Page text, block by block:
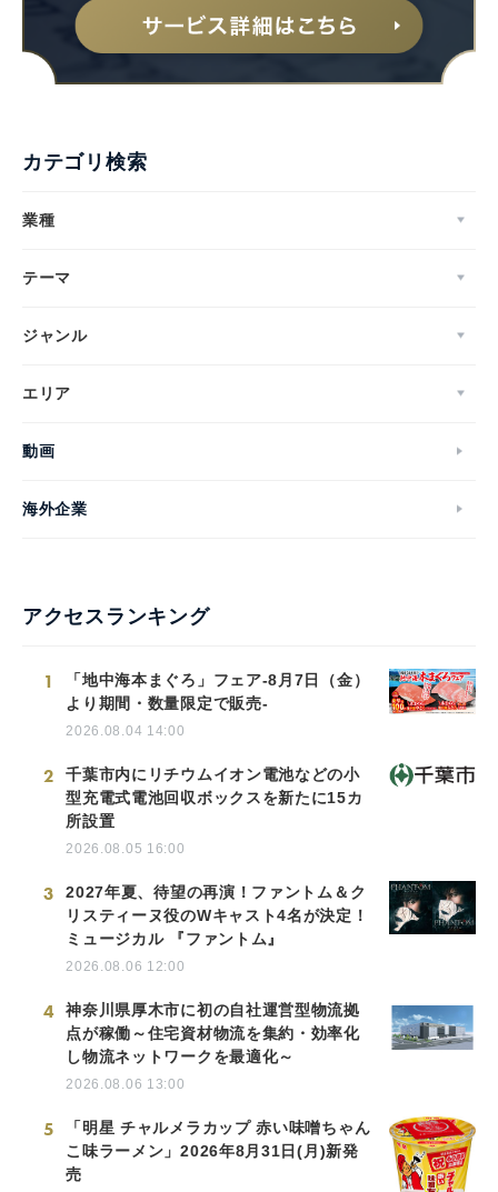
カテゴリ検索
業種
テーマ
ジャンル
エリア
動画
海外企業
アクセスランキング
1
「地中海本まぐろ」フェア-8月7日（金）
より期間・数量限定で販売-
2026.08.04 14:00
2
千葉市内にリチウムイオン電池などの小
型充電式電池回収ボックスを新たに15カ
所設置
2026.08.05 16:00
3
2027年夏、待望の再演！ファントム＆ク
リスティーヌ役のWキャスト4名が決定！
ミュージカル 『ファントム』
2026.08.06 12:00
4
神奈川県厚木市に初の自社運営型物流拠
点が稼働～住宅資材物流を集約・効率化
し物流ネットワークを最適化～
2026.08.06 13:00
5
「明星 チャルメラカップ 赤い味噌ちゃん
こ味ラーメン」2026年8月31日(月)新発
売